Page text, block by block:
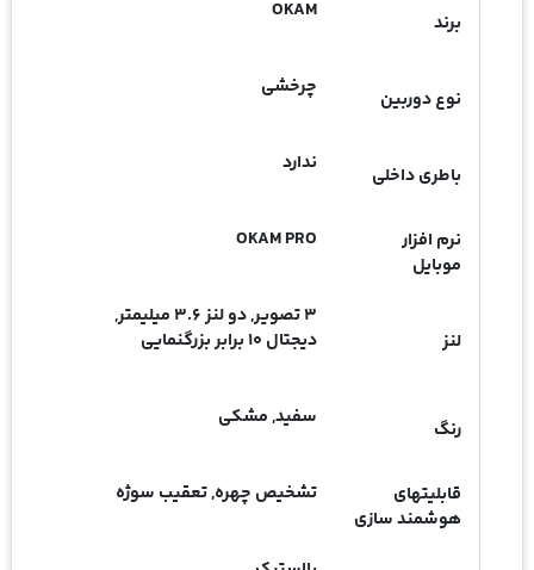
برند OKAM
نوع دوربین چرخشی
باطری داخلی ندارد
نرم افزار
موبایل
OKAM PRO
لنز
3 تصویر, دو لنز 3.6 میلیمتر,
دیجتال 10 برابر بزرگنمایی
رنگ سفید, مشکی
قابلیتهای
هوشمند سازی
تشخیص چهره, تعقیب سوژه